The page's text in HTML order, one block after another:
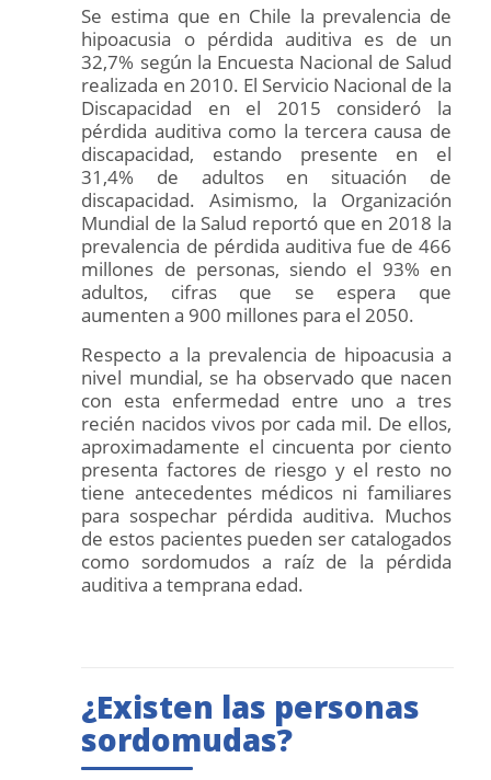
Se estima que en Chile la prevalencia de
hipoacusia o pérdida auditiva es de un
32,7% según la Encuesta Nacional de Salud
realizada en 2010. El Servicio Nacional de la
Discapacidad en el 2015 consideró la
pérdida auditiva como la tercera causa de
discapacidad, estando presente en el
31,4% de adultos en situación de
discapacidad. Asimismo, la Organización
Mundial de la Salud reportó que en 2018 la
prevalencia de pérdida auditiva fue de 466
millones de personas, siendo el 93% en
adultos, cifras que se espera que
aumenten a 900 millones para el 2050.
Respecto a la prevalencia de hipoacusia a
nivel mundial, se ha observado que nacen
con esta enfermedad entre uno a tres
recién nacidos vivos por cada mil. De ellos,
aproximadamente el cincuenta por ciento
presenta factores de riesgo y el resto no
tiene antecedentes médicos ni familiares
para sospechar pérdida auditiva. Muchos
de estos pacientes pueden ser catalogados
como sordomudos a raíz de la pérdida
auditiva a temprana edad.
¿Existen las personas
sordomudas?